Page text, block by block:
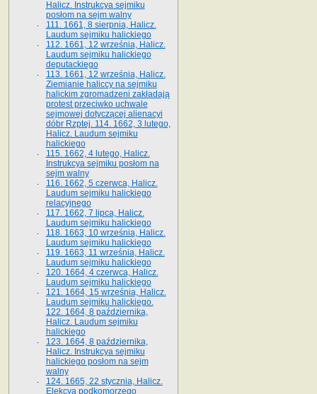
Halicz. Instrukcya sejmiku
posłom na sejm walny
111. 1661, 8 sierpnia, Halicz.
Laudum sejmiku halickiego
112. 1661, 12 września, Halicz.
Laudum sejmiku halickiego
deputackiego
113. 1661, 12 września, Halicz.
Ziemianie haliccy na sejmiku
halickim zgromadzeni zakładają
protest przeciwko uchwale
sejmowej dotyczącej alienacyi
dóbr Rzptej. 114. 1662, 3 lutego,
Halicz. Laudum sejmiku
halickiego
115. 1662, 4 lutego, Halicz.
Instrukcya sejmiku posłom na
sejm walny
116. 1662, 5 czerwca, Halicz.
Laudum sejmiku halickiego
relacyjnego
117. 1662, 7 lipca, Halicz.
Laudum sejmiku halickiego
118. 1663, 10 września, Halicz.
Laudum sejmiku halickiego
119. 1663, 11 września, Halicz.
Laudum sejmiku halickiego
120. 1664, 4 czerwca, Halicz.
Laudum sejmiku halickiego
121. 1664, 15 września, Halicz.
Laudum sejmiku halickiego.
122. 1664, 8 października,
Halicz. Laudum sejmiku
halickiego
123. 1664, 8 października,
Halicz. Instrukcya sejmiku
halickiego posłom na sejm
walny
124. 1665, 22 stycznia, Halicz.
Elekcya podkomorzego